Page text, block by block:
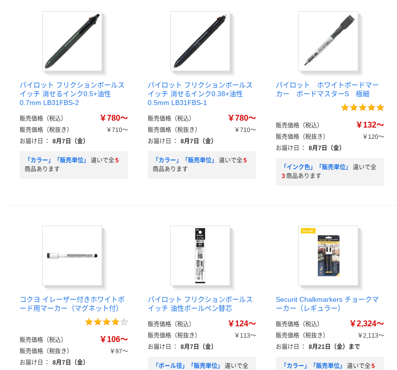
パイロット フリクションボールス
イッチ 消せるインク0.5+油性
0.7mm LB31FBS-2
販売価格（税込） ￥780～
販売価格（税抜き）
￥710～
お届け日
： 8月7日（金）
「カラー」「販売単位」 違いで全5
商品あります
パイロット フリクションボールス
イッチ 消せるインク0.38+油性
0.5mm LB31FBS-1
販売価格（税込） ￥780～
販売価格（税抜き）
￥710～
お届け日
： 8月7日（金）
「カラー」「販売単位」 違いで全5
商品あります
パイロット ホワイトボードマー
カー ボードマスターS 極細
販売価格（税込） ￥132～
販売価格（税抜き）
￥120～
お届け日
： 8月7日（金）
「インク色」「販売単位」
違いで全
3 商品あります
コクヨ イレーザー付きホワイトボ
ード用マーカー（マグネット付）
販売価格（税込） ￥106～
販売価格（税抜き）
￥97～
お届け日
： 8月7日（金）
パイロット フリクションボールス
イッチ 油性ボールペン替芯
販売価格（税込） ￥124～
販売価格（税抜き）
￥113～
お届け日
： 8月7日（金）
「ボール径」「販売単位」
違いで全
Securit Chalkmarkers チョークマ
ーカー（レギュラー）
販売価格（税込） ￥2,324～
販売価格（税抜き）
￥2,113～
お届け日
： 8月21日（金）まで
「カラー」「販売単位」 違いで全5